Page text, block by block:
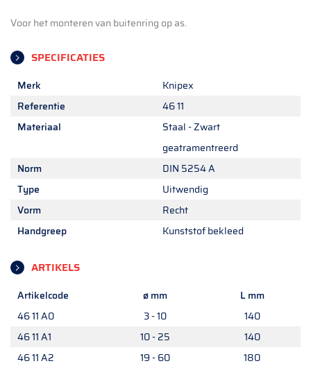
Voor het monteren van buitenring op as.
SPECIFICATIES
Merk
Knipex
Referentie
46 11
Materiaal
Staal - Zwart
geatramentreerd
Norm
DIN 5254 A
Type
Uitwendig
Vorm
Recht
Handgreep
Kunststof bekleed
ARTIKELS
Artikelcode ø mm
L mm
46 11 A0
3 - 10
140
46 11 A1
10 - 25
140
46 11 A2
19 - 60
180